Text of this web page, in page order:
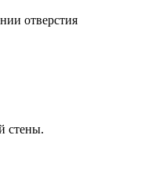
отверстия
стены.